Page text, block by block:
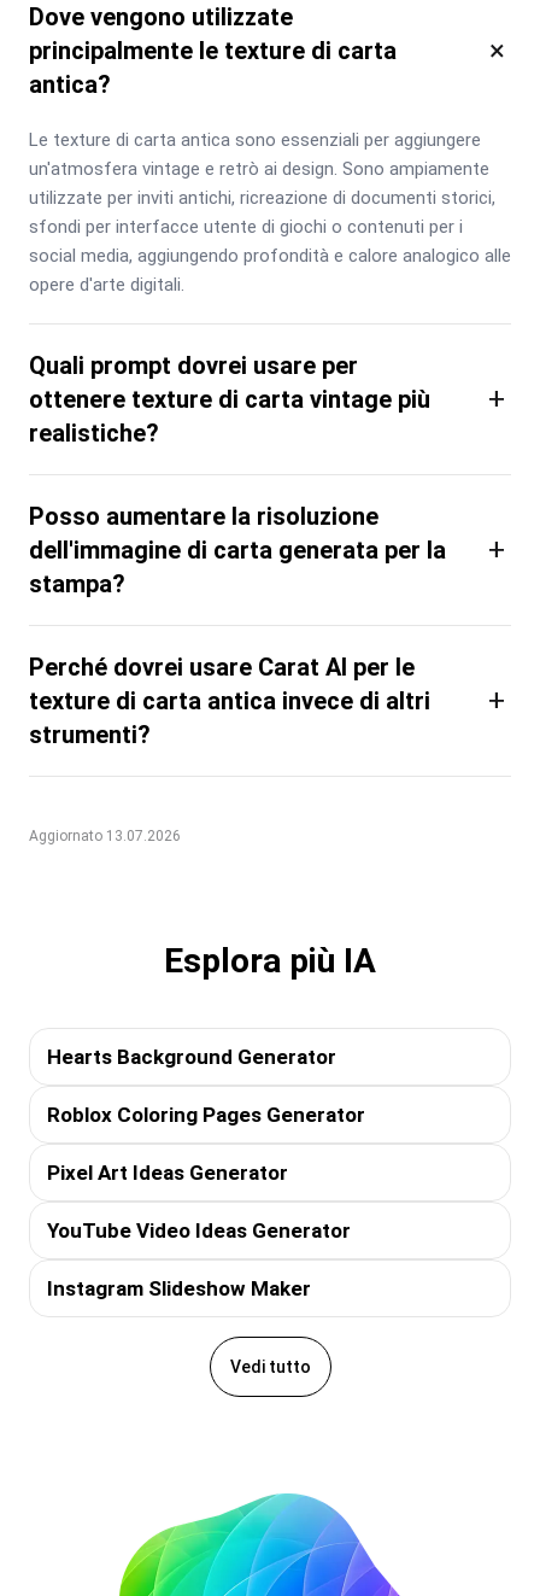
Dove vengono utilizzate
principalmente le texture di carta
antica?
×
Le texture di carta antica sono essenziali per aggiungere
un'atmosfera vintage e retrò ai design. Sono ampiamente
utilizzate per inviti antichi, ricreazione di documenti storici,
sfondi per interfacce utente di giochi o contenuti per i
social media, aggiungendo profondità e calore analogico alle
opere d'arte digitali.
Quali prompt dovrei usare per
ottenere texture di carta vintage più
realistiche?
+
Posso aumentare la risoluzione
dell'immagine di carta generata per la
stampa?
+
Perché dovrei usare Carat AI per le
texture di carta antica invece di altri
strumenti?
+
Aggiornato 13.07.2026
Esplora più IA
Hearts Background Generator
Roblox Coloring Pages Generator
Pixel Art Ideas Generator
YouTube Video Ideas Generator
Instagram Slideshow Maker
Vedi tutto